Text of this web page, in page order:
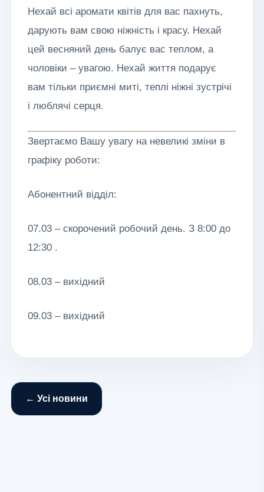
Нехай всі аромати квітів для вас пахнуть,
дарують вам свою ніжність і красу. Нехай
цей весняний день балує вас теплом, а
чоловіки – увагою. Нехай життя подарує
вам тільки приємні миті, теплі ніжні зустрічі
і люблячі серця.
Звертаємо Вашу увагу на невеликі зміни в
графіку роботи:
Абонентний відділ:
07.03 – скорочений робочий день. З 8:00 до
12:30 .
08.03 – вихідний
09.03 – вихідний
← Усі новини